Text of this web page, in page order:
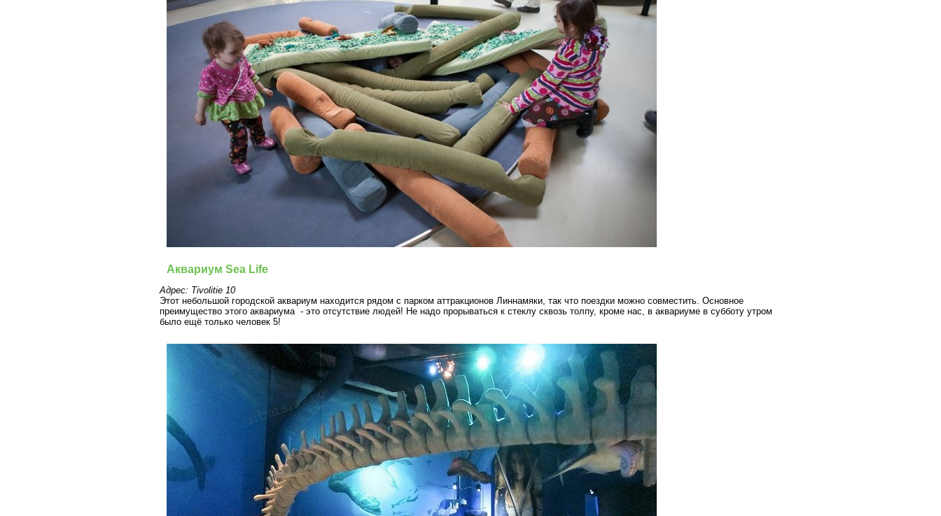
Аквариум Sea Life
Адрес: Tivolitie 10
Этот небольшой городской аквариум находится рядом с парком аттракционов Линнамяки, так что поездки можно совместить. Основное
преимущество этого аквариума - это отсутствие людей! Не надо прорываться к стеклу сквозь толпу, кроме нас, в аквариуме в субботу утром
было ещё только человек 5!